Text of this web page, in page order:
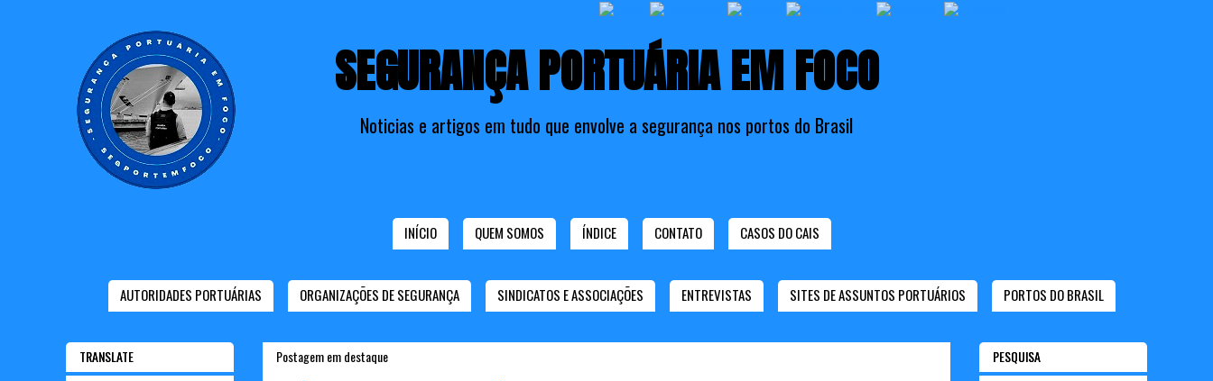
SEGURANÇA PORTUÁRIA EM FOCO
Noticias e artigos em tudo que envolve a segurança nos portos do Brasil
INÍCIO QUEM SOMOS ÍNDICE CONTATO CASOS DO CAIS
AUTORIDADES PORTUÁRIAS ORGANIZAÇÕES DE SEGURANÇA SINDICATOS E ASSOCIAÇÕES ENTREVISTAS SITES DE ASSUNTOS PORTUÁRIOS PORTOS DO BRASIL
Postagem em destaque
TRANSLATE PESQUISA